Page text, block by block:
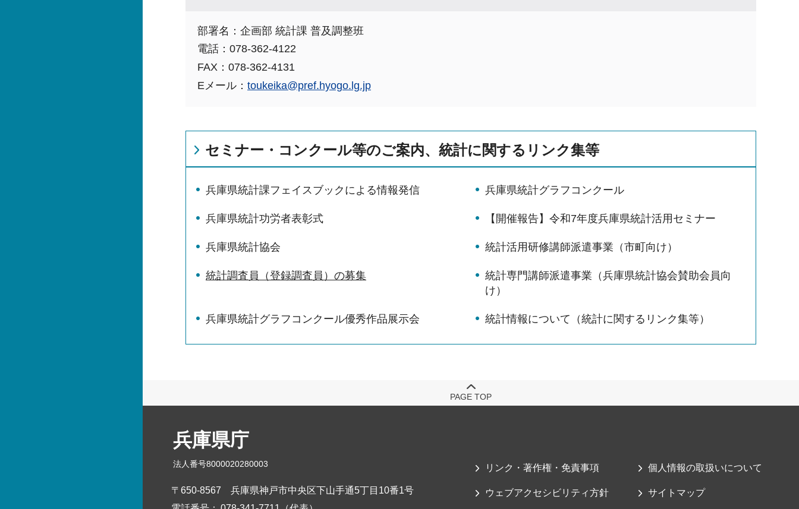
部署名：企画部 統計課 普及調整班
電話：078-362-4122
FAX：078-362-4131
Eメール： toukeika@pref.hyogo.lg.jp
セミナー・コンクール等のご案内、統計に関するリンク集等
兵庫県統計課フェイスブックによる情報発信 兵庫県統計グラフコンクール
兵庫県統計功労者表彰式 【開催報告】令和7年度兵庫県統計活用セミナー
兵庫県統計協会 統計活用研修講師派遣事業（市町向け）
統計調査員（登録調査員）の募集
統計専門講師派遣事業（兵庫県統計協会賛助会員向
け）
兵庫県統計グラフコンクール優秀作品展示会 統計情報について（統計に関するリンク集等）
PAGE TOP
兵庫県庁
法人番号8000020280003
〒650-8567
兵庫県神戸市中央区下山手通5丁目10番1号
リンク・著作権・免責事項 個人情報の取扱いについて
ウェブアクセシビリティ方針 サイトマップ